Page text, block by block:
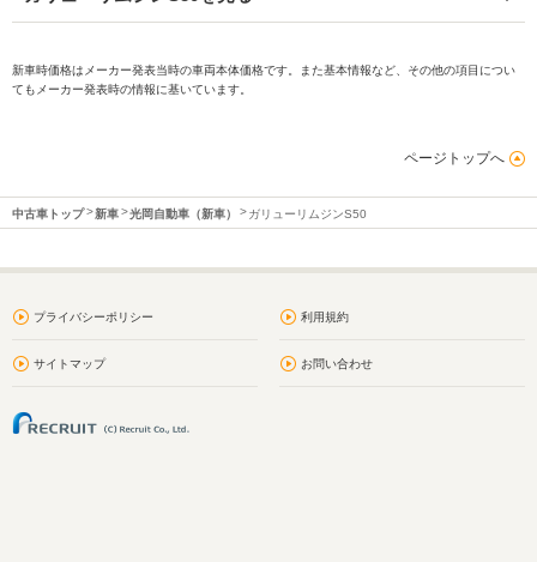
新車時価格はメーカー発表当時の車両本体価格です。また基本情報など、その他の項目につい
てもメーカー発表時の情報に基いています。
ページトップへ
中古車トップ 新車 光岡自動車（新車） ガリューリムジンS50
プライバシーポリシー 利用規約
サイトマップ お問い合わせ